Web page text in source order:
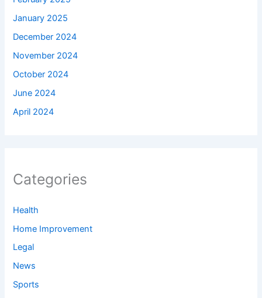
January 2025
December 2024
November 2024
October 2024
June 2024
April 2024
Categories
Health
Home Improvement
Legal
News
Sports